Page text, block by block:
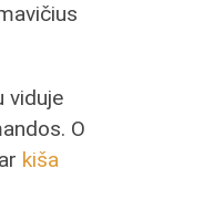
viduje
O
kiša